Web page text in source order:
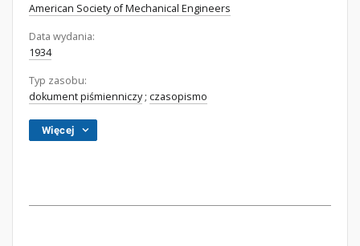
American Society of Mechanical Engineers
Data wydania:
1934
Typ zasobu:
dokument piśmienniczy; czasopismo
Więcej